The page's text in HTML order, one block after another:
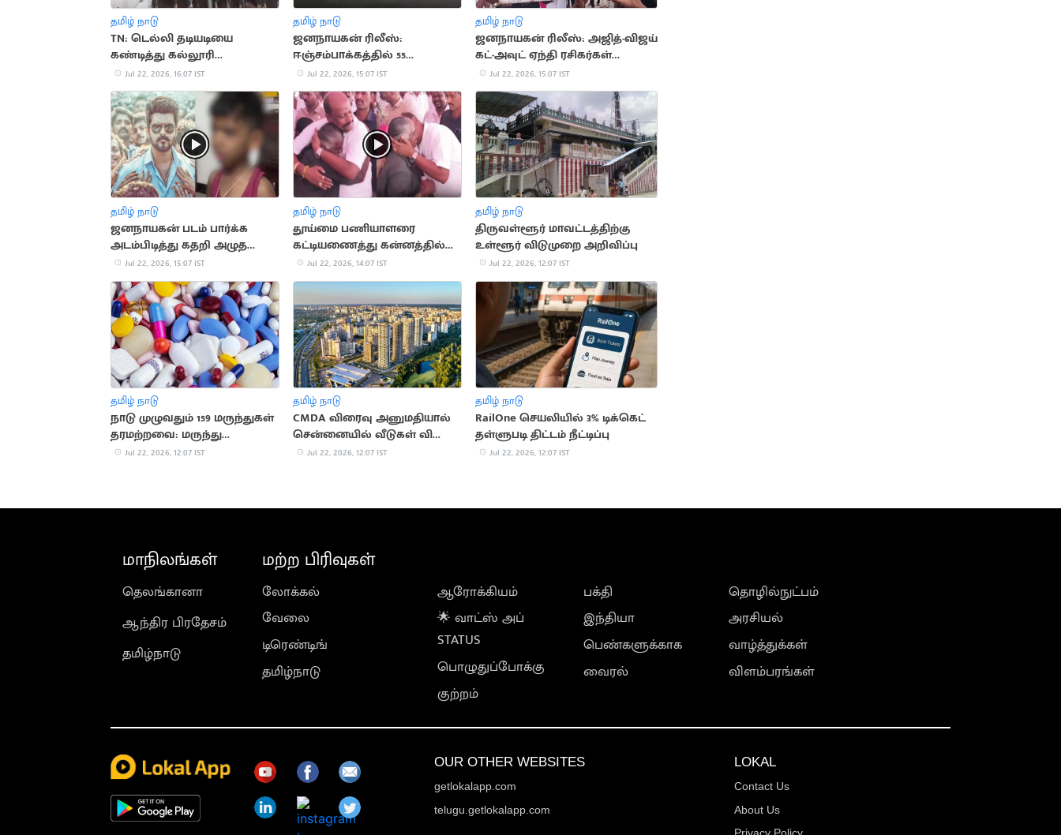
தமிழ் நாடு
TN: டெல்லி தடியடியை
கண்டித்து கல்லூரி
மாணவர்கள் வகுப்பு
புறக்கணிப்பு
Jul 22, 2026, 16:07 IST
தமிழ் நாடு
ஜனநாயகன் ரிலீஸ்:
ஈஞ்சம்பாக்கத்தில் 55
ட்ரோன்கள் மூலம் பிரம்மாண்ட
ஷோ
Jul 22, 2026, 15:07 IST
தமிழ் நாடு
ஜனநாயகன் ரிலீஸ்: அஜித்-விஜய்
கட்-அவுட் ஏந்தி ரசிகர்கள்
ஆரவாரம்
Jul 22, 2026, 15:07 IST
தமிழ் நாடு
ஜனநாயகன் படம் பார்க்க
அடம்பிடித்து கதறி அழுத
சிறுவன்: வைரல் வீடியோ
Jul 22, 2026, 15:07 IST
தமிழ் நாடு
தூய்மை பணியாளரை
கட்டியணைத்து கன்னத்தில்
முத்தமிட்ட அமைச்சர்..
பாசமழை
Jul 22, 2026, 14:07 IST
தமிழ் நாடு
திருவள்ளூர் மாவட்டத்திற்கு
உள்ளூர் விடுமுறை அறிவிப்பு
Jul 22, 2026, 12:07 IST
தமிழ் நாடு
நாடு முழுவதும் 159 மருந்துகள்
தரமற்றவை: மருந்து
கட்டுப்பாட்டு வாரியம் தகவல்
Jul 22, 2026, 12:07 IST
தமிழ் நாடு
CMDA விரைவு அனுமதியால்
சென்னையில் வீடுகள் விலை
குறைவு
Jul 22, 2026, 12:07 IST
தமிழ் நாடு
RailOne செயலியில் 3% டிக்கெட்
தள்ளுபடி திட்டம் நீட்டிப்பு
Jul 22, 2026, 12:07 IST
மாநிலங்கள்
தெலங்கானா
ஆந்திர பிரதேசம்
தமிழ்நாடு
மற்ற பிரிவுகள்
லோக்கல்
வேலை
டிரெண்டிங்
தமிழ்நாடு
ஆரோக்கியம்
🌟 வாட்ஸ் அப்
STATUS
பொழுதுப்போக்கு
குற்றம்
பக்தி
இந்தியா
பெண்களுக்காக
வைரல்
தொழில்நுட்பம்
அரசியல்
வாழ்த்துக்கள்
விளம்பரங்கள்
OUR OTHER WEBSITES
getlokalapp.com
telugu.getlokalapp.com
LOKAL
Contact Us
About Us